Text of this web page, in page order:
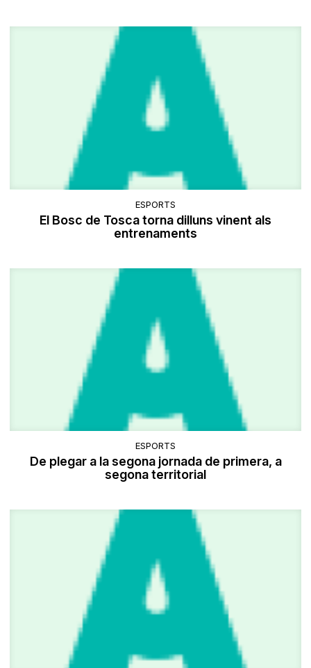
ESPORTS
El Bosc de Tosca torna dilluns vinent als
entrenaments
ESPORTS
De plegar a la segona jornada de primera, a
segona territorial